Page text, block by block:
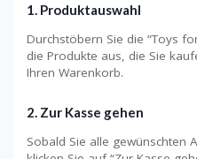
1. Produktauswahl
Durchstöbern Sie die “Toys
die Produkte aus, die Sie
Ihren Warenkorb.
2. Zur Kasse gehen
Sobald Sie alle gewünschten